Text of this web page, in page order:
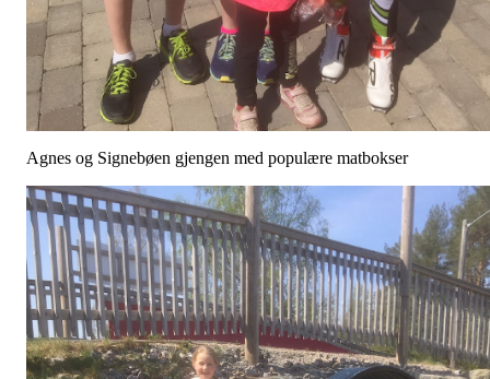
Agnes og Signebøen gjengen med populære matbokser